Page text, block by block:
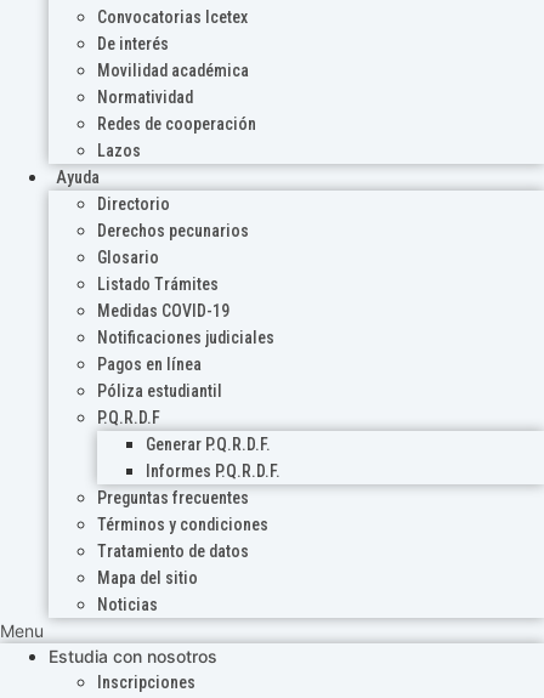
Convocatorias Icetex
De interés
Movilidad académica
Normatividad
Redes de cooperación
Lazos
Ayuda
Directorio
Derechos pecunarios
Glosario
Listado Trámites
Medidas COVID-19
Notificaciones judiciales
Pagos en línea
Póliza estudiantil
P.Q.R.D.F
Generar P.Q.R.D.F.
Informes P.Q.R.D.F.
Preguntas frecuentes
Términos y condiciones
Tratamiento de datos
Mapa del sitio
Noticias
Menu
Estudia con nosotros
Inscripciones